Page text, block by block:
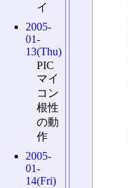
イ
2005-
01-
13(Thu)
PIC
マイ
コン
根性
の動
作
2005-
01-
14(Fri)